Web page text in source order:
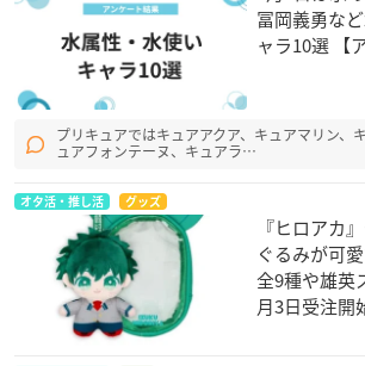
冨岡義勇な
ャラ10選 【
プリキュアではキュアアクア、キュアマリン、
ュアフォンテーヌ、キュアラ…
オタ活・推し活 グッズ
『ヒロアカ
ぐるみが可
全9種や雄英
月3日受注開